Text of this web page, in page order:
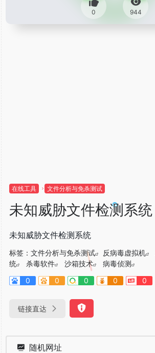
0 944
在线工具 文件分析与免杀测试
未知威胁文件检测系统
未知威胁文件检测系统
标签： 文件分析与免杀测试 反病毒虚拟机
统
杀毒软件 沙箱技术
病毒侦测
0
0 0 0 0
链接直达
随机网址